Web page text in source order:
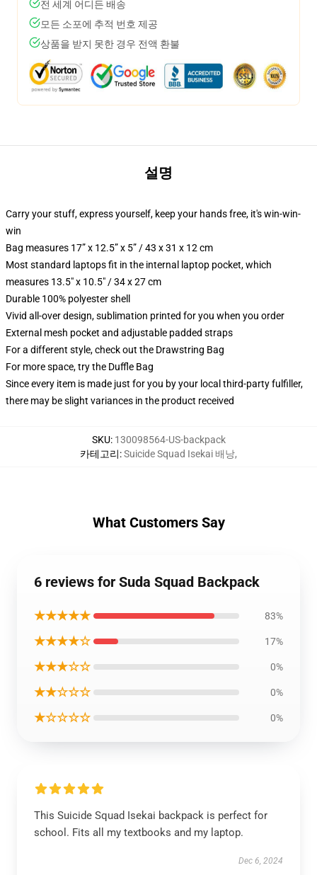
전 세계 어디든 배송
모든 소포에 추적 번호 제공
상품을 받지 못한 경우 전액 환불
설명
Carry your stuff, express yourself, keep your hands free, it's win-win-
win
Bag measures 17” x 12.5” x 5” / 43 x 31 x 12 cm
Most standard laptops fit in the internal laptop pocket, which
measures 13.5" x 10.5" / 34 x 27 cm
Durable 100% polyester shell
Vivid all-over design, sublimation printed for you when you order
External mesh pocket and adjustable padded straps
For a different style, check out the Drawstring Bag
For more space, try the Duffle Bag
Since every item is made just for you by your local third-party fulfiller,
there may be slight variances in the product received
SKU: 130098564-US-backpack
카테고리:Suicide Squad Isekai 배낭,
What Customers Say
6 reviews for Suda Squad Backpack
★★★★★ 83%
★★★★☆ 17%
★★★☆☆ 0%
★★☆☆☆ 0%
★☆☆☆☆ 0%
This Suicide Squad Isekai backpack is perfect for
school. Fits all my textbooks and my laptop.
Dec 6, 2024